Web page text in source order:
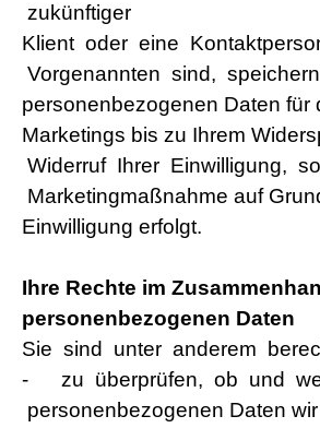
zukünftiger
Klient oder eine
Vorgenannten sind,
personenbezogenen Daten für
Marketings bis zu Ihrem
Widerruf Ihrer Einwilligung,
Marketingmaßnahme auf
Einwilligung erfolgt.
Ihre Rechte im
personenbezogenen Daten
Sie sind unter anderem
- zu überprüfen, ob und
personenbezogenen Daten